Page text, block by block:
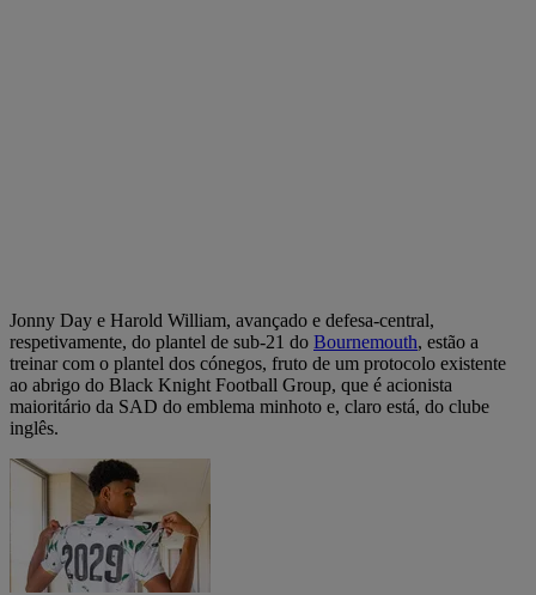
Jonny Day e Harold William, avançado e defesa-central,
respetivamente, do plantel de sub-21 do Bournemouth, estão a
treinar com o plantel dos cónegos, fruto de um protocolo existente
ao abrigo do Black Knight Football Group, que é acionista
maioritário da SAD do emblema minhoto e, claro está, do clube
inglês.